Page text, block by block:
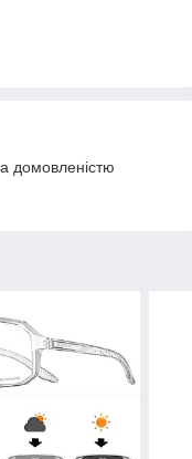
домовленістю